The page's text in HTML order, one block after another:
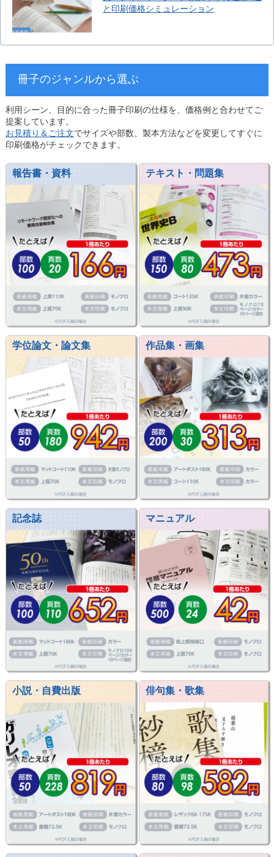
と印刷価格シミュレーション
冊子のジャンルから選ぶ
利用シーン、目的に合った冊子印刷の仕様を、価格例と合わせてご
提案しています。
お見積り＆ご注文でサイズや部数、製本方法などを変更してすぐに
印刷価格がチェックできます。
報告書・資料 テキスト・問題集
学位論文・論文集 作品集・画集
記念誌 マニュアル
小説・自費出版 俳句集・歌集